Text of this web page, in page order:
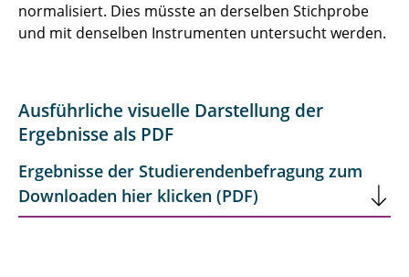
normalisiert. Dies müsste an derselben Stichprobe
und mit denselben Instrumenten untersucht werden.
Ausführliche visuelle Darstellung der
Ergebnisse als PDF
Ergebnisse der Studierendenbefragung zum
Downloaden hier klicken (PDF)